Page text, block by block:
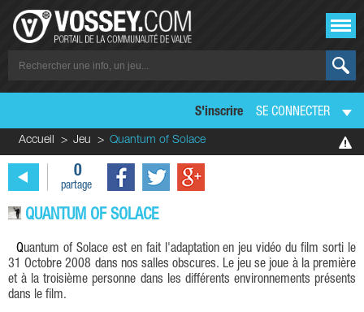
S'inscrire SE CONNECTER
Accueil Jeu Quantum of Solace
0
partage
QUANTUM OF SOLACE
Quantum of Solace est en fait l'adaptation en jeu vidéo du film sorti le
31 Octobre 2008 dans nos salles obscures. Le jeu se joue à la première
et à la troisième personne dans les différents environnements présents
dans le film.